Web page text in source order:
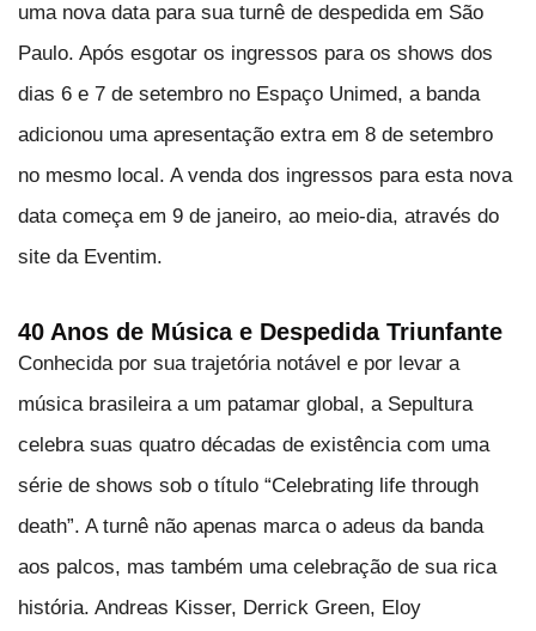
uma nova data para sua turnê de despedida em São
Paulo. Após esgotar os ingressos para os shows dos
dias 6 e 7 de setembro no Espaço Unimed, a banda
adicionou uma apresentação extra em 8 de setembro
no mesmo local. A venda dos ingressos para esta nova
data começa em 9 de janeiro, ao meio-dia, através do
site da Eventim.
40 Anos de Música e Despedida Triunfante
Conhecida por sua trajetória notável e por levar a
música brasileira a um patamar global, a Sepultura
celebra suas quatro décadas de existência com uma
série de shows sob o título “Celebrating life through
death”. A turnê não apenas marca o adeus da banda
aos palcos, mas também uma celebração de sua rica
história. Andreas Kisser, Derrick Green, Eloy